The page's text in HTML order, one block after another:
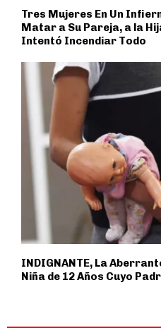
Tres Mujeres En Un
Matar a Su Pareja, a la
Intentó Incendiar Todo
INDIGNANTE, La
Niña de 12 Años Cuyo